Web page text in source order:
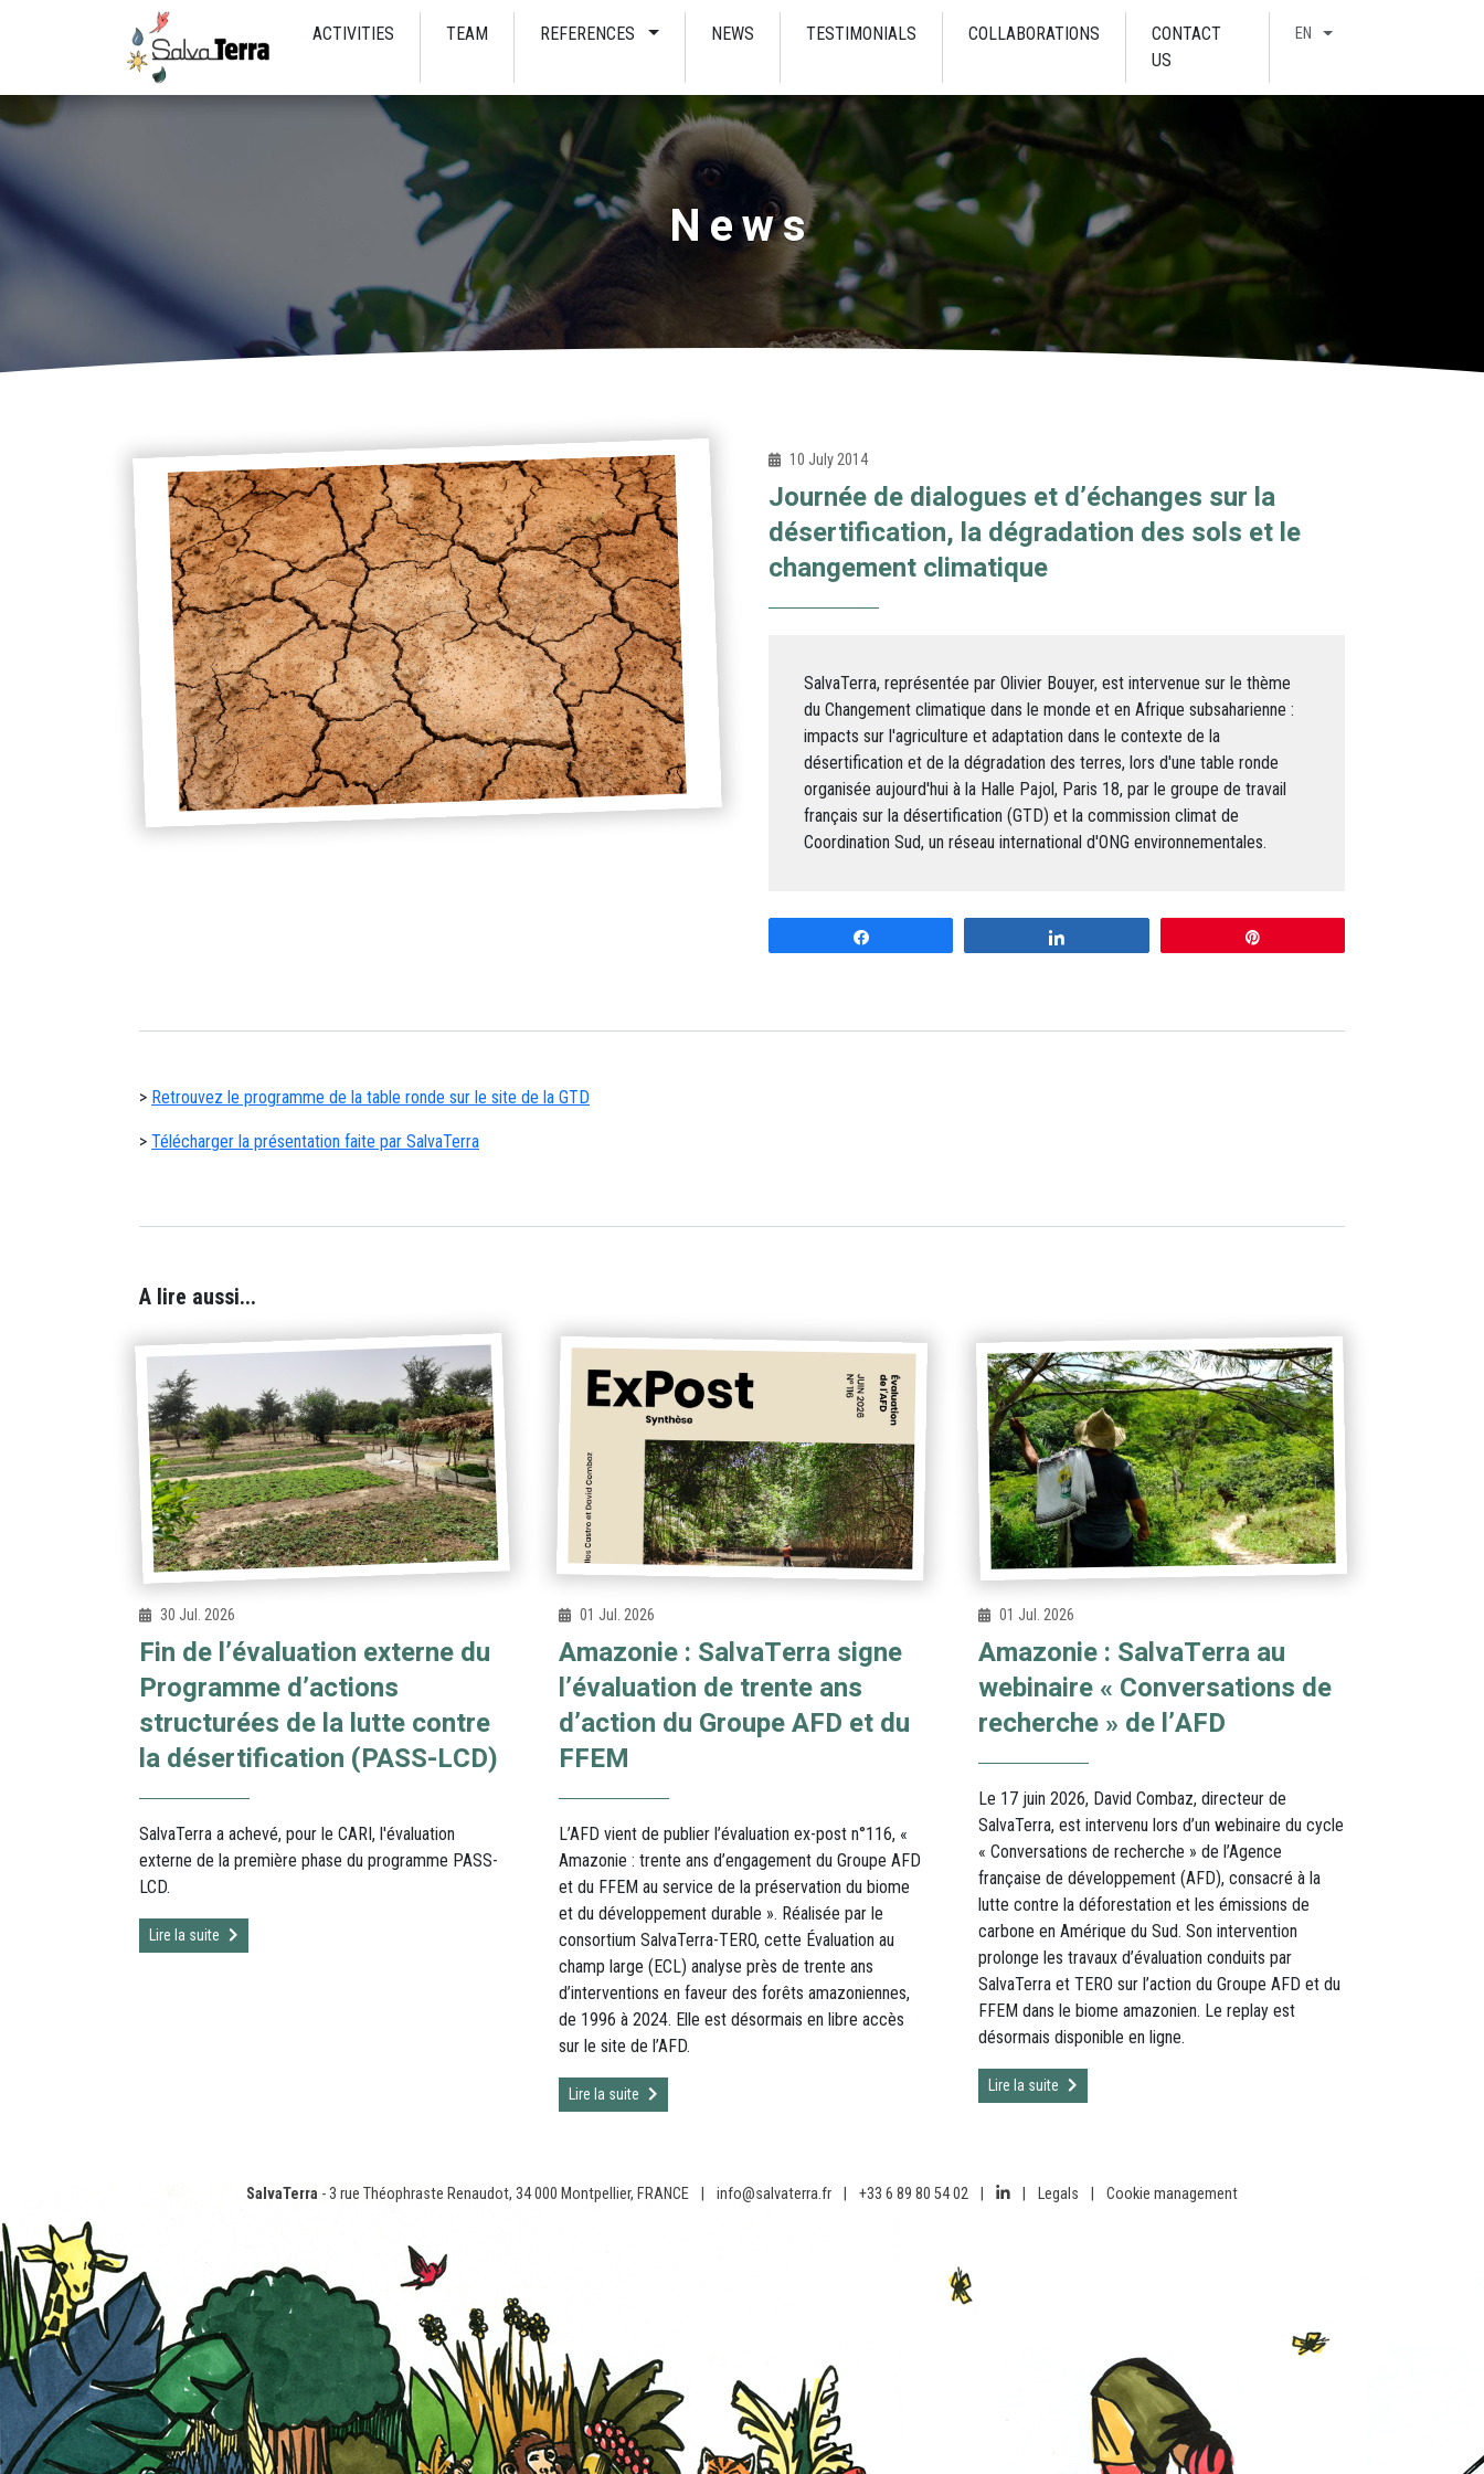
ACTIVITIES TEAM REFERENCES NEWS TESTIMONIALS COLLABORATIONS
CONTACT
US
EN
News
10 July 2014
Journée de dialogues et d’échanges sur la
désertification, la dégradation des sols et le
changement climatique
SalvaTerra, représentée par Olivier Bouyer, est intervenue sur le thème
du Changement climatique dans le monde et en Afrique subsaharienne :
impacts sur l'agriculture et adaptation dans le contexte de la
désertification et de la dégradation des terres, lors d'une table ronde
organisée aujourd'hui à la Halle Pajol, Paris 18, par le groupe de travail
français sur la désertification (GTD) et la commission climat de
Coordination Sud, un réseau international d'ONG environnementales.
> Retrouvez le programme de la table ronde sur le site de la GTD
> Télécharger la présentation faite par SalvaTerra
A lire aussi...
30 Jul. 2026
Fin de l’évaluation externe du
Programme d’actions
structurées de la lutte contre
la désertification (PASS-LCD)
SalvaTerra a achevé, pour le CARI, l'évaluation
externe de la première phase du programme PASS-
LCD.
Lire la suite
01 Jul. 2026
Amazonie : SalvaTerra signe
l’évaluation de trente ans
d’action du Groupe AFD et du
FFEM
L’AFD vient de publier l’évaluation ex-post n°116, «
Amazonie : trente ans d’engagement du Groupe AFD
et du FFEM au service de la préservation du biome
et du développement durable ». Réalisée par le
consortium SalvaTerra-TERO, cette Évaluation au
champ large (ECL) analyse près de trente ans
d’interventions en faveur des forêts amazoniennes,
de 1996 à 2024. Elle est désormais en libre accès
sur le site de l’AFD.
Lire la suite
01 Jul. 2026
Amazonie : SalvaTerra au
webinaire « Conversations de
recherche » de l’AFD
Le 17 juin 2026, David Combaz, directeur de
SalvaTerra, est intervenu lors d’un webinaire du cycle
« Conversations de recherche » de l’Agence
française de développement (AFD), consacré à la
lutte contre la déforestation et les émissions de
carbone en Amérique du Sud. Son intervention
prolonge les travaux d’évaluation conduits par
SalvaTerra et TERO sur l’action du Groupe AFD et du
FFEM dans le biome amazonien. Le replay est
désormais disponible en ligne.
Lire la suite
SalvaTerra - 3 rue Théophraste Renaudot, 34 000 Montpellier, FRANCE info@salvaterra.fr +33 6 89 80 54 02 Legals Cookie management